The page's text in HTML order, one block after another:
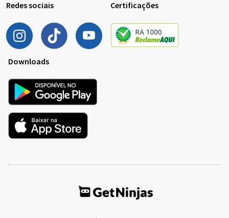
Redes sociais Certificações
Downloads